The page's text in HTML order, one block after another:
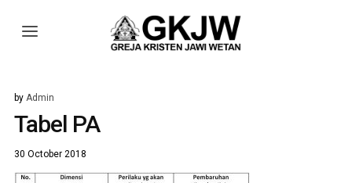
by Admin
Tabel PA
30 October 2018